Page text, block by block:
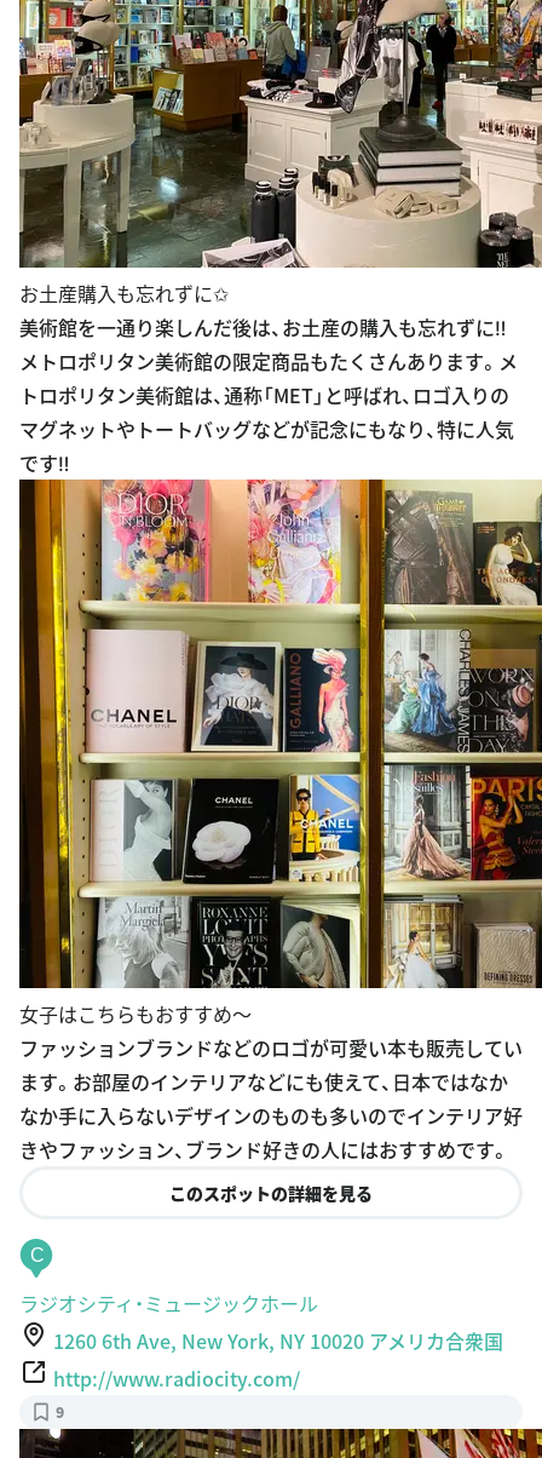
お土産購入も忘れずに✩
美術館を一通り楽しんだ後は、お土産の購入も忘れずに‼︎
メトロポリタン美術館の限定商品もたくさんあります。メ
トロポリタン美術館は、通称「MET」と呼ばれ、ロゴ入りの
マグネットやトートバッグなどが記念にもなり、特に人気
です‼︎
女子はこちらもおすすめ〜
ファッションブランドなどのロゴが可愛い本も販売してい
ます。お部屋のインテリアなどにも使えて、日本ではなか
なか手に入らないデザインのものも多いのでインテリア好
きやファッション、ブランド好きの人にはおすすめです。
このスポットの詳細を見る
C
ラジオシティ・ミュージックホール
1260 6th Ave, New York, NY 10020 アメリカ合衆国
http://www.radiocity.com/
9